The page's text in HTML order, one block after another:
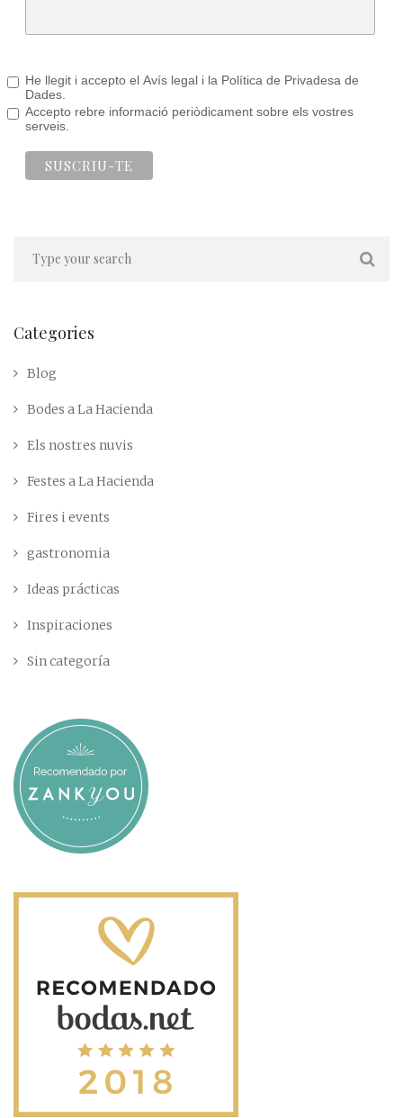
He llegit i accepto el Avís legal i la Política de Privadesa de
Dades.
Accepto rebre informació periòdicament sobre els vostres
serveis.
Categories
Blog
Bodes a La Hacienda
Els nostres nuvis
Festes a La Hacienda
Fires i events
gastronomia
Ideas prácticas
Inspiraciones
Sin categoría